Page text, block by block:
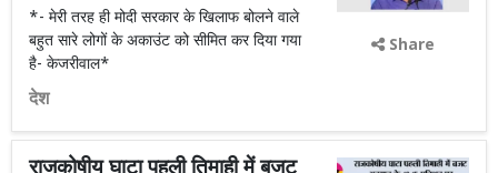
*- मेरी तरह ही मोदी सरकार के खिलाफ बोलने वाले
बहुत सारे लोगों के अकाउंट को सीमित कर दिया गया
है- केजरीवाल*
देश
Share